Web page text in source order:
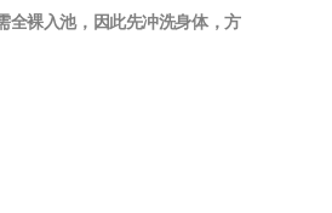
全裸入池，因此先冲洗身体，方